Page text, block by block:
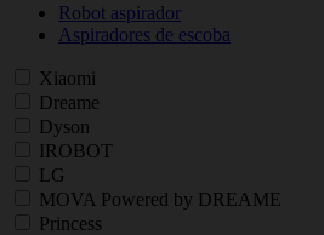
Robot aspirador
Aspiradores de escoba
Xiaomi
Dreame
Dyson
IROBOT
LG
MOVA Powered by DREAME
Princess